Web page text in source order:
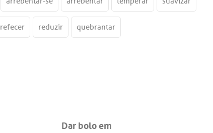
refecer reduzir quebrantar
Dar bolo em